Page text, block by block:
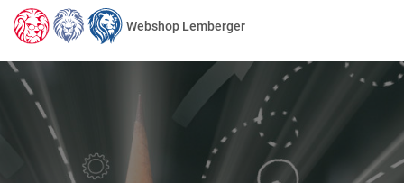
Webshop Lemberger